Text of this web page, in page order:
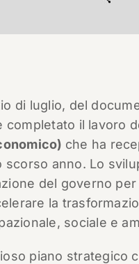
di luglio, del
completato il lavoro
che ha
scorso anno. Lo
del governo
la
sociale e
piano strategico